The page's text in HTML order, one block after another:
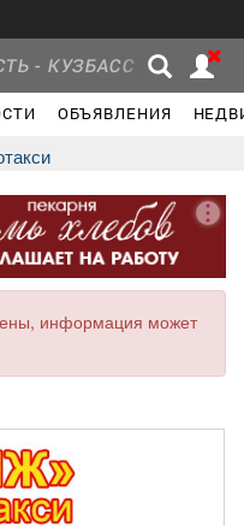
- КУЗБАСС
ОБЪЯВЛЕНИЯ
Услуги
информация может